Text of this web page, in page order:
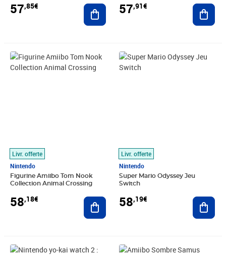
57,85€ Ajouter au panier
57,91€
Livr. offerte
Nintendo
Figurine Amiibo Tom Nook
Collection Animal Crossing
58,18€
Prix 58,18€
Ajouter au panier
Livr. offerte
Nintendo
Super Mario Odyssey Jeu
Switch
58,19€
Prix 58,19€
Prix 58,30€ Prix 58,41€